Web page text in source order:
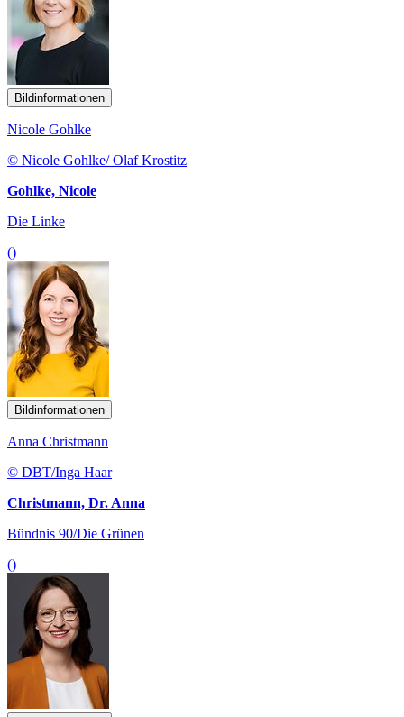
Bildinformationen
Nicole Gohlke
© Nicole Gohlke/ Olaf Krostitz
Gohlke, Nicole
Die Linke
()
Bildinformationen
Anna Christmann
© DBT/Inga Haar
Christmann, Dr. Anna
Bündnis 90/Die Grünen
()